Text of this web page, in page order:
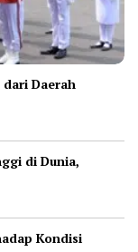
Daerah
di Dunia,
Kondisi